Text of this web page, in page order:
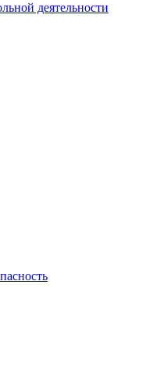
деятельности